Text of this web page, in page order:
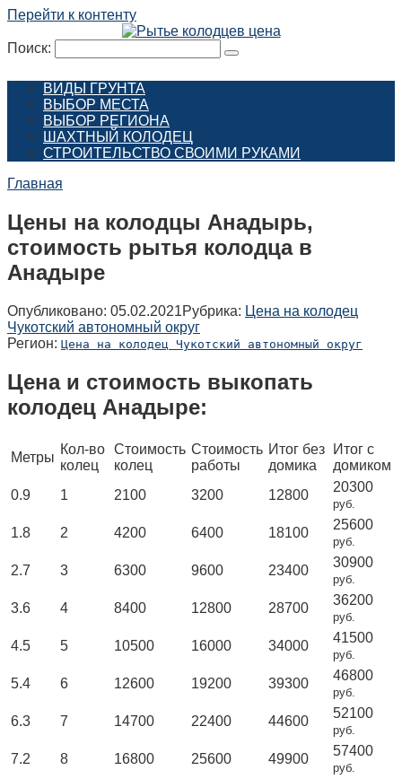
Перейти к контенту
Поиск:
ВИДЫ ГРУНТА
ВЫБОР МЕСТА
ВЫБОР РЕГИОНА
ШАХТНЫЙ КОЛОДЕЦ
СТРОИТЕЛЬСТВО СВОИМИ РУКАМИ
Главная
Цены на колодцы Анадырь,
стоимость рытья колодца в
Анадыре
Опубликовано: 05.02.2021Рубрика: Цена на колодец
Чукотский автономный округ
Регион: Цена на колодец Чукотский автономный округ
Цена и стоимость выкопать
колодец Анадыре:
Метры
Кол-во
колец
Стоимость
колец
Стоимость
работы
Итог без
домика
Итог с
домиком
0.9
1 2100 3200 12800
20300
руб.
1.8 2 4200 6400 18100
25600
руб.
2.7 3 6300 9600 23400
30900
руб.
3.6 4 8400 12800 28700
36200
руб.
4.5 5 10500 16000 34000
41500
руб.
5.4 6 12600 19200 39300
46800
руб.
6.3 7 14700 22400 44600
52100
руб.
7.2 8 16800 25600 49900
57400
руб.